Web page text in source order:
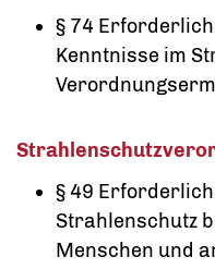
§ 74
Kenntnisse im
§ 49
Strahlenschutz
Menschen und